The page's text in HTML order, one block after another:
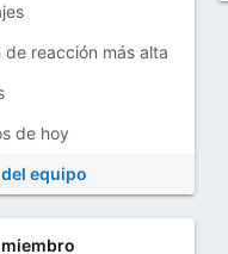
de reacción más alta
de hoy
equipo